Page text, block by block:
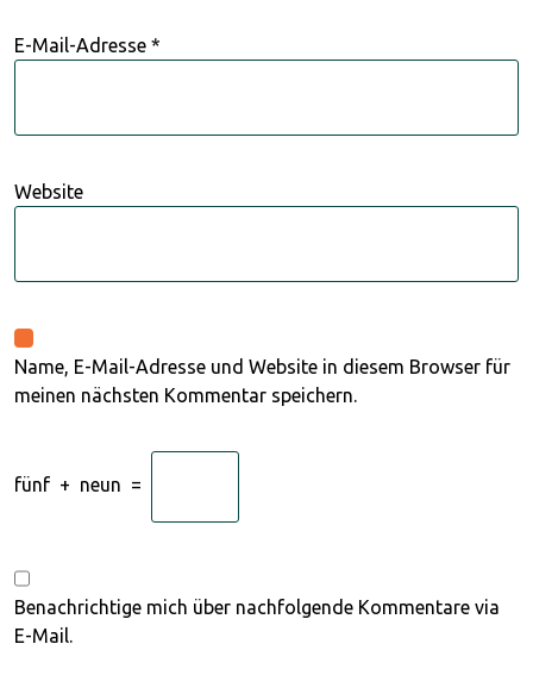
E-Mail-Adresse *
Website
Name, E-Mail-Adresse und Website in diesem Browser für
meinen nächsten Kommentar speichern.
fünf + neun =
Benachrichtige mich über nachfolgende Kommentare via
E-Mail.